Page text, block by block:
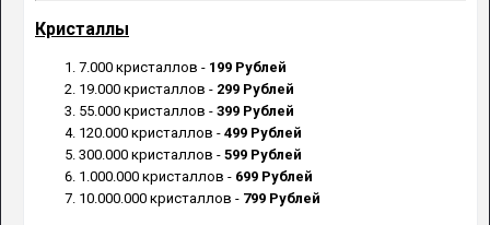
Кристаллы
7.000 кристаллов - 199 Рублей
19.000 кристаллов - 299 Рублей
55.000 кристаллов - 399 Рублей
120.000 кристаллов - 499 Рублей
300.000 кристаллов - 599 Рублей
1.000.000 кристаллов - 699 Рублей
10.000.000 кристаллов - 799 Рублей